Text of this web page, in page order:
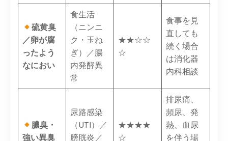
硫黄臭
／卵が腐
ったよう
なにおい
食生活
（ニンニ
ク・玉ね
ぎ）／腸
内発酵異
常
★★☆☆
☆
食事を見
直しても
続く場合
は消化器
内科相談
膿臭・
強い異臭
尿路感染
（UTI）／
膀胱炎／
★★★★
☆
排尿痛、
頻尿、発
熱、血尿
を伴う場